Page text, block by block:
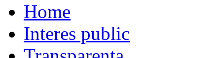
Home
Interes public